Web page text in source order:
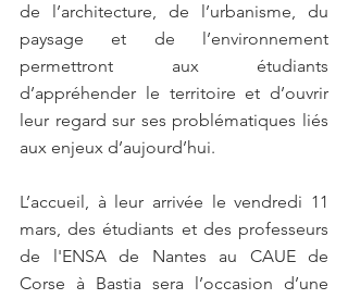
de l’architecture, de l’urbanisme, du
paysage et de l’environnement
permettront aux étudiants
d’appréhender le territoire et d’ouvrir
leur regard sur ses problématiques liés
aux enjeux d’aujourd’hui.
L’accueil, à leur arrivée le vendredi 11
mars, des étudiants et des professeurs
de l'ENSA de Nantes au CAUE de
Corse à Bastia sera l’occasion d’une